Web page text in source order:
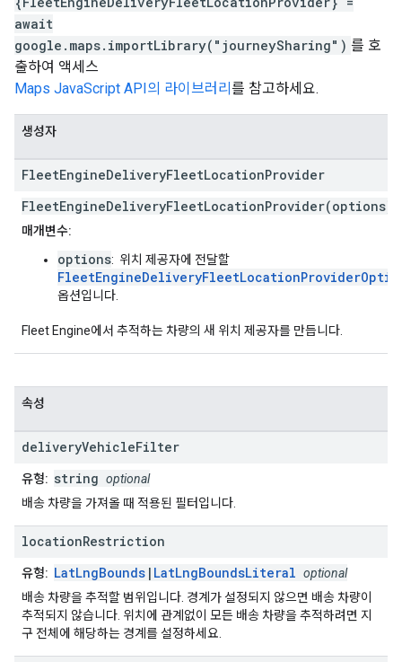
await
google.maps.importLibrary("journeySharing") 를 호
출하여 액세스
Maps JavaScript API의 라이브러리 를 참고하세요.
생성자
FleetEngineDeliveryFleetLocationProvider
FleetEngineDeliveryFleetLocationProvider(options)
매개변수:
options: 위치 제공자에 전달할
옵션입니다.
Fleet Engine에서 추적하는 차량의 새 위치 제공자를 만듭니다.
속성
deliveryVehicleFilter
유형: string optional
배송 차량을 가져올 때 적용된 필터입니다.
locationRestriction
유형: LatLngBounds | LatLngBoundsLiteral optional
배송 차량을 추적할 범위입니다. 경계가 설정되지 않으면 배송 차량이
추적되지 않습니다. 위치에 관계없이 모든 배송 차량을 추적하려면 지
구 전체에 해당하는 경계를 설정하세요.